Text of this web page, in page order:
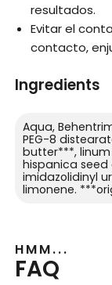
resultados.
Evitar el
contacto,
Ingredients
Aqua,
PEG-8
butter***,
hispanica seed
imidazolidinyl
limonene.
HMM...
FAQ